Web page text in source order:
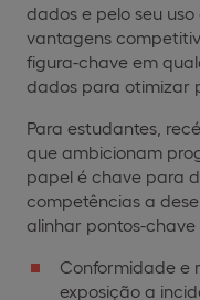
dados e pelo seu
vantagens
figura-chave em
dados para otimizar
Para estudantes,
que ambicionam
papel é chave para
competências a
alinhar pontos-
Conformidade e
exposição a